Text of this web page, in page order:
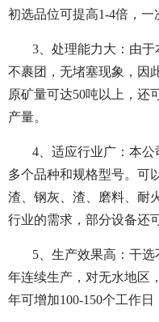
初选品位可提高1-4倍，一
3、处理能力大：由
不裹团，无堵塞现象，因
原矿量可达50吨以上，还
产量。
4、适应行业广：本
多个品种和规格型号。可
渣、钢灰、渣、磨料、耐
行业的需求，部分设备还
5、生产效果高：干
年连续生产，对无水地区
年可增加100-150个工作日